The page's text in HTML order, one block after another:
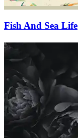
Fish And Sea Life